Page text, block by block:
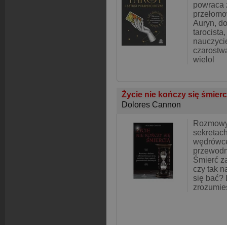
powraca
Auryn,
wielol
Życie nie kończy się
Dolores Cannon
Śmierć
czy tak
się bać?